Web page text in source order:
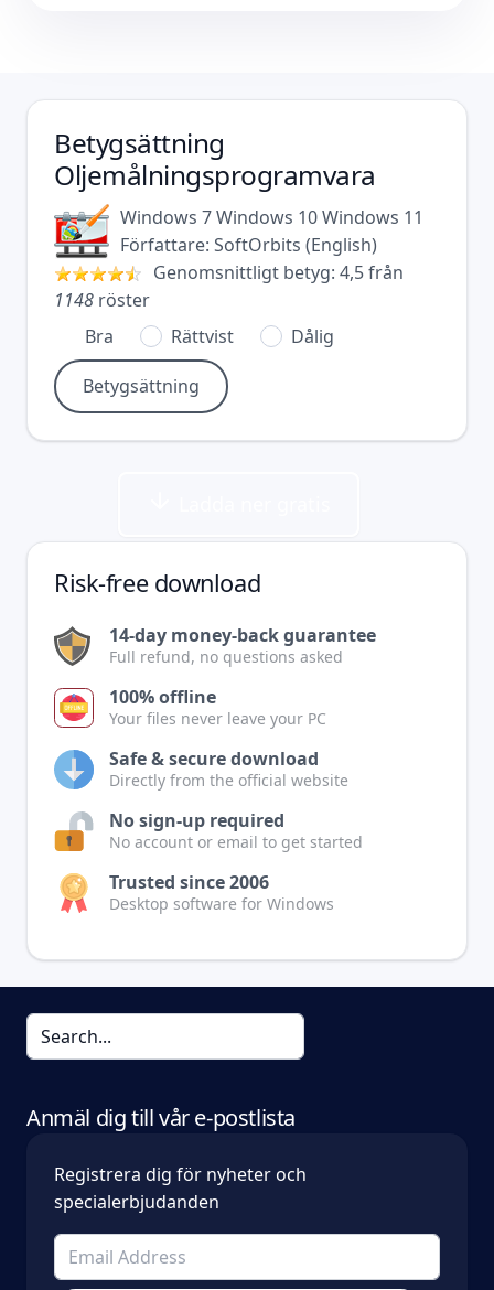
Betygsättning
Oljemålningsprogramvara
Windows 7Windows 10Windows 11
Författare: SoftOrbits (English)
Genomsnittligt betyg: 4,5från
1148 röster
Bra
Rättvist Dålig
Risk-free download
14-day money-back guarantee
Full refund, no questions asked
100% offline
Your files never leave your PC
Safe & secure download
Directly from the official website
No sign-up required
No account or email to get started
Trusted since 2006
Desktop software for Windows
Anmäl dig till vår e-postlista
Registrera dig för nyheter och
specialerbjudanden